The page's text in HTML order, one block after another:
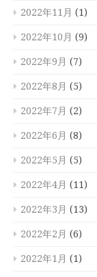
2022年11月 (1)
2022年10月 (9)
2022年9月 (7)
2022年8月 (5)
2022年7月 (2)
2022年6月 (8)
2022年5月 (5)
2022年4月 (11)
2022年3月 (13)
2022年2月 (6)
2022年1月 (1)